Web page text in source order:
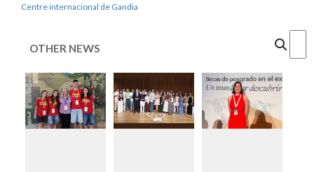
Centre internacional de Gandia
OTHER NEWS